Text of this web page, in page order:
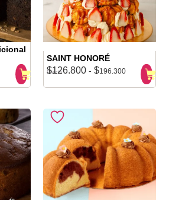
SAINT HONORÉ
Precio
$126.800- $196.300